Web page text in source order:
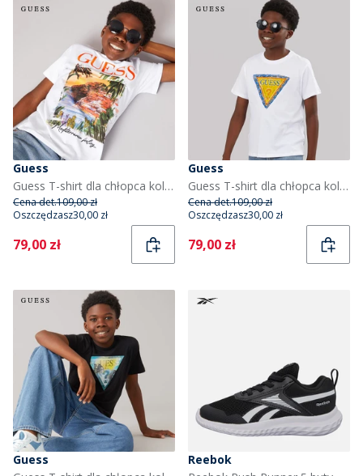
Guess
Guess T-shirt dla chłopca kolor Pure White
Cena det.109,00 zł
Oszczędzasz30,00 zł
Current
79,00 zł
Guess
Guess T-shirt dla chłopca kolor Pure White
Cena det.109,00 zł
Oszczędzasz30,00 zł
Current
79,00 zł
Guess
Reebok